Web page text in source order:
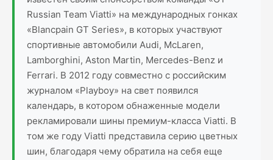
Russian Team Viatti» на международных гонках
«Blancpain GT Series», в которых участвуют
спортивные автомобили Audi, McLaren,
Lamborghini, Aston Martin, Mercedes-Benz и
Ferrari. В 2012 году совместно с российским
журналом «Playboy» на свет появился
календарь, в котором обнаженные модели
рекламировали шины премиум-класса Viatti. В
том же году Viatti представила серию цветных
шин, благодаря чему обратила на себя еще